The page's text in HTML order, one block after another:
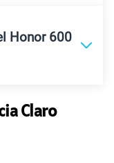
Honor 600
Claro